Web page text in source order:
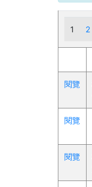
1 2
閱覽
閱覽
閱覽